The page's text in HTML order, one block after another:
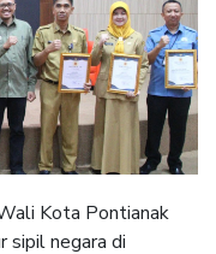
Kota Pontianak
sipil negara di